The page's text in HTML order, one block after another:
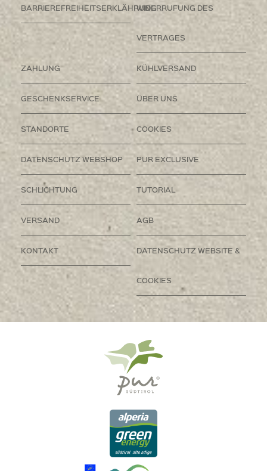
BARRIEREFREIHEITSERKLÄHRUNGWIDERRUFUNG DES
VERTRAGES
ZAHLUNG KÜHLVERSAND
GESCHENKSERVICE ÜBER UNS
STANDORTE COOKIES
DATENSCHUTZ WEBSHOP PUR EXCLUSIVE
SCHLICHTUNG TUTORIAL
VERSAND AGB
KONTAKT DATENSCHUTZ WEBSITE &
COOKIES